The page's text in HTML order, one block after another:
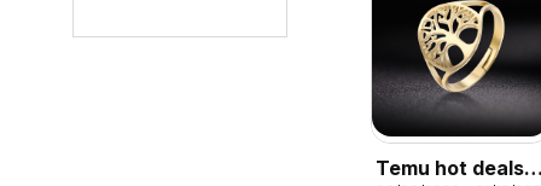
Temu hot deals –